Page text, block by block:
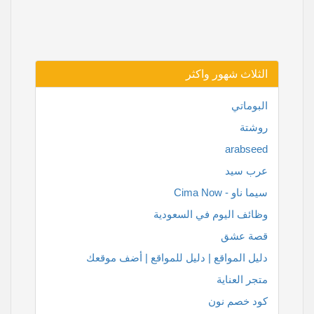
الثلاث شهور واكثر
البوماتي
روشتة
arabseed
عرب سيد
سيما ناو - Cima Now
وظائف اليوم في السعودية
قصة عشق
دليل المواقع | دليل للمواقع | أضف موقعك
متجر العناية
كود خصم نون